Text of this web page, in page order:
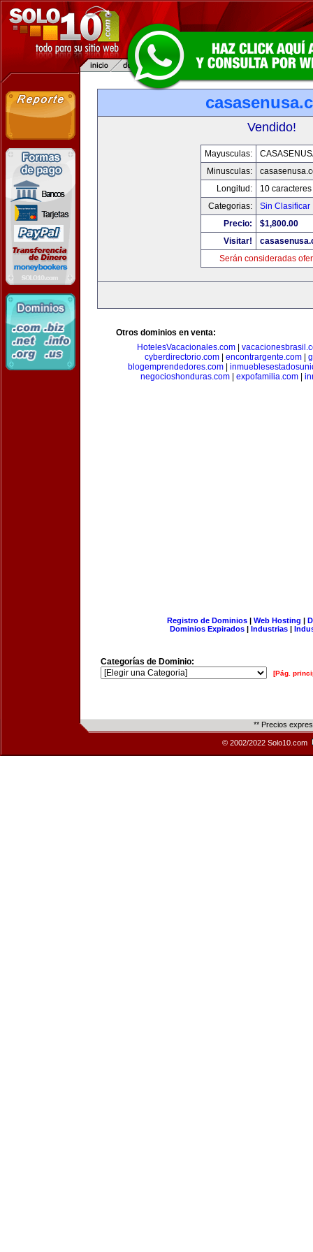
Vendido!
Mayusculas:
Minusculas:
Longitud:
10 caracteres
Categorias:
Sin Clasificar
Precio:
$1,800.00
Visitar!
Serán consideradas
Otros dominios en venta:
HotelesVacacionales.com|
cyberdirectorio.com| encontrargente.com|
blogemprendedores.com
negocioshonduras.com| expofamilia.com|
Registro de Dominios| Web Hosting |
Dominios Expirados | Industrias |
Categorías de Dominio:
[Pág.
** Precios
© 2002/2022 Solo10.com